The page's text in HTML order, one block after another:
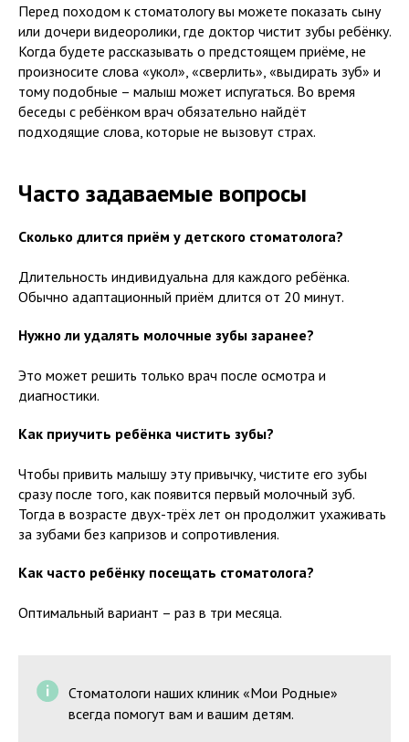
Перед походом к стоматологу вы можете показать сыну
или дочери видеоролики, где доктор чистит зубы ребёнку.
Когда будете рассказывать о предстоящем приёме, не
произносите слова «укол», «сверлить», «выдирать зуб» и
тому подобные – малыш может испугаться. Во время
беседы с ребёнком врач обязательно найдёт
подходящие слова, которые не вызовут страх.
Часто задаваемые вопросы
Сколько длится приём у детского стоматолога?
Длительность индивидуальна для каждого ребёнка.
Обычно адаптационный приём длится от 20 минут.
Нужно ли удалять молочные зубы заранее?
Это может решить только врач после осмотра и
диагностики.
Как приучить ребёнка чистить зубы?
Чтобы привить малышу эту привычку, чистите его зубы
сразу после того, как появится первый молочный зуб.
Тогда в возрасте двух-трёх лет он продолжит ухаживать
за зубами без капризов и сопротивления.
Как часто ребёнку посещать стоматолога?
Оптимальный вариант – раз в три месяца.
Стоматологи наших клиник «Мои Родные»
всегда помогут вам и вашим детям.